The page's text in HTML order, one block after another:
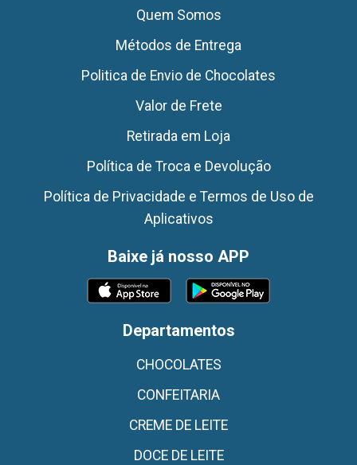
Quem Somos
Métodos de Entrega
Politica de Envio de Chocolates
Valor de Frete
Retirada em Loja
Política de Troca e Devolução
Política de Privacidade e Termos de Uso de
Aplicativos
Baixe já nosso APP
Departamentos
CHOCOLATES
CONFEITARIA
CREME DE LEITE
DOCE DE LEITE